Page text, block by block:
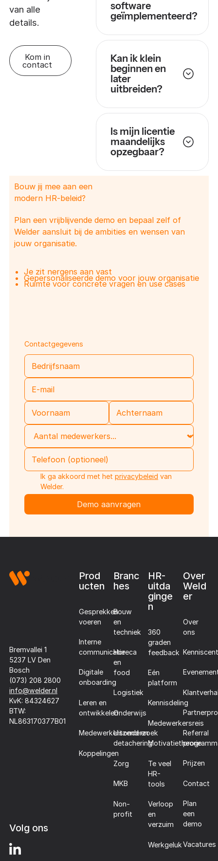
van alle
details.
Kom in
contact
software
geïmplementeerd?
Kan ik klein
beginnen en
later
uitbreiden?
Is mijn licentie
maandelijks
opzegbaar?
Bouw jij mee aan een
modern HR-beleid?
Plan een vrijblijvende demo en bepaal zelf of
Welder aansluit bij de ambities en wensen van
jouw organisatie.
Je zit nergens aan vast
Gepersonaliseerde demo voor jouw organisatie
Ruimte voor concrete vragen en use cases
Contactgegevens
Ik ga akkoord met hetprivacybeleid van
Welder.
Bremvallei 1
5237 LV Den
Bosch
(073) 208 2800
info@welder.nl
KvK: 84324627
BTW:
NL863170377B01
Volg ons
Prod
ucten
Gesprekken
voeren
Interne
communicatie
Digitale
onboarding
Leren en
ontwikkelen
Medewerkersonderzoek
Koppelingen
Branc
hes
Bouw
en
techniek
Horeca
en
food
Logistiek
Onderwijs
Uitzend en
detachering
Zorg
MKB
Non-
profit
HR-
uitda
ginge
n
360
graden
feedback
Eén
platform
Kennisdeling
Medewerkersreis
Motivatietheorie
Te veel
HR-
tools
Verloop
en
verzuim
Werkgeluk
Over
Weld
er
Over
ons
Referral
Prijzen
Contact
Plan
een
demo
Vacatures